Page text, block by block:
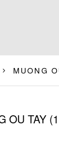
MUONG
OU TAY